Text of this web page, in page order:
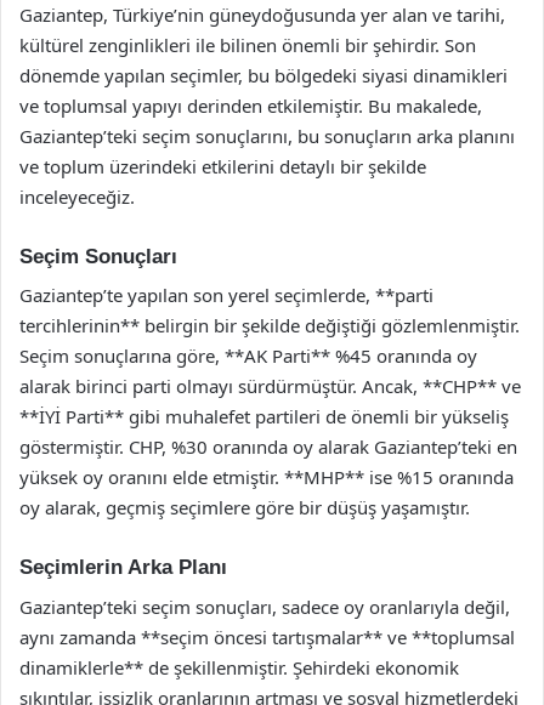
Gaziantep, Türkiye’nin güneydoğusunda yer alan ve tarihi,
kültürel zenginlikleri ile bilinen önemli bir şehirdir. Son
dönemde yapılan seçimler, bu bölgedeki siyasi dinamikleri
ve toplumsal yapıyı derinden etkilemiştir. Bu makalede,
Gaziantep’teki seçim sonuçlarını, bu sonuçların arka planını
ve toplum üzerindeki etkilerini detaylı bir şekilde
inceleyeceğiz.
Seçim Sonuçları
Gaziantep’te yapılan son yerel seçimlerde, **parti
tercihlerinin** belirgin bir şekilde değiştiği gözlemlenmiştir.
Seçim sonuçlarına göre, **AK Parti** %45 oranında oy
alarak birinci parti olmayı sürdürmüştür. Ancak, **CHP** ve
**İYİ Parti** gibi muhalefet partileri de önemli bir yükseliş
göstermiştir. CHP, %30 oranında oy alarak Gaziantep’teki en
yüksek oy oranını elde etmiştir. **MHP** ise %15 oranında
oy alarak, geçmiş seçimlere göre bir düşüş yaşamıştır.
Seçimlerin Arka Planı
Gaziantep’teki seçim sonuçları, sadece oy oranlarıyla değil,
aynı zamanda **seçim öncesi tartışmalar** ve **toplumsal
dinamiklerle** de şekillenmiştir. Şehirdeki ekonomik
sıkıntılar, işsizlik oranlarının artması ve sosyal hizmetlerdeki